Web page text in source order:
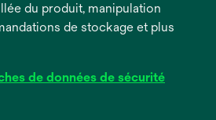
du produit, manipulation
de stockage et plus
de données de sécurité